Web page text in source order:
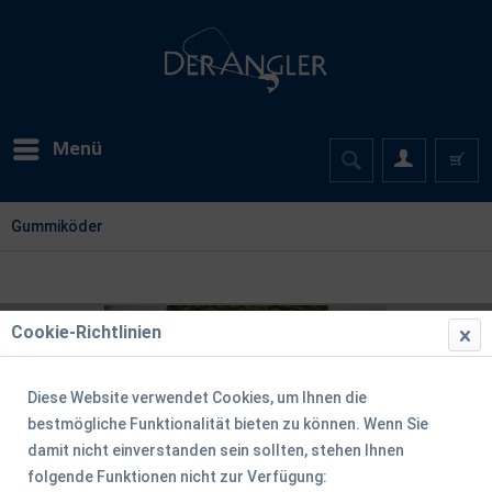
Menü
Gummiköder
Cookie-Richtlinien
Diese Website verwendet Cookies, um Ihnen die
bestmögliche Funktionalität bieten zu können. Wenn Sie
damit nicht einverstanden sein sollten, stehen Ihnen
folgende Funktionen nicht zur Verfügung: